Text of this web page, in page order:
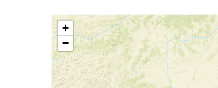
+
−